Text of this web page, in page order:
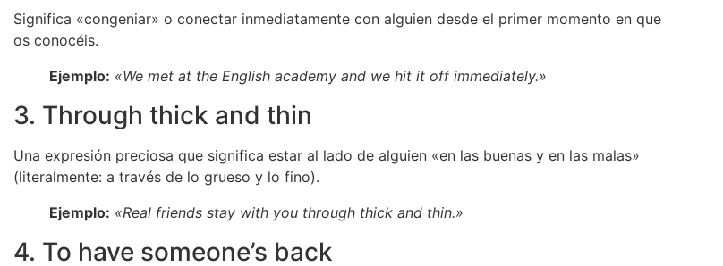
Significa «congeniar» o conectar inmediatamente con alguien desde el primer momento en que
os conocéis.
Ejemplo: «We met at the English academy and we hit it off immediately.»
3. Through thick and thin
Una expresión preciosa que significa estar al lado de alguien «en las buenas y en las malas»
(literalmente: a través de lo grueso y lo fino).
Ejemplo: «Real friends stay with you through thick and thin.»
4. To have someone’s back